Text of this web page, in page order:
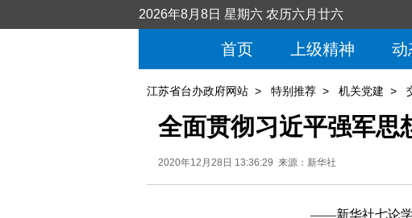
2026年8月8日 星期六 农历六月廿六
首页 上级精神 动
江苏省台办政府网站 > 特别推荐 > 机关党建 >
全面贯彻习近平强军思
2020年12月28日 13:36:29 来源：新华社
——新华社七论学